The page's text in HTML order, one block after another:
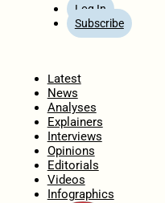
Log In
Subscribe
Latest
News
Analyses
Explainers
Interviews
Opinions
Editorials
Videos
Infographics